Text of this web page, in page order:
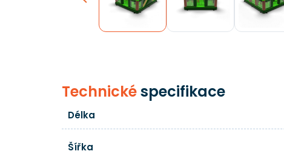
Previous
Technickéspecifikace
Délka
Šířka